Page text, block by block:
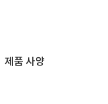
제품 사양